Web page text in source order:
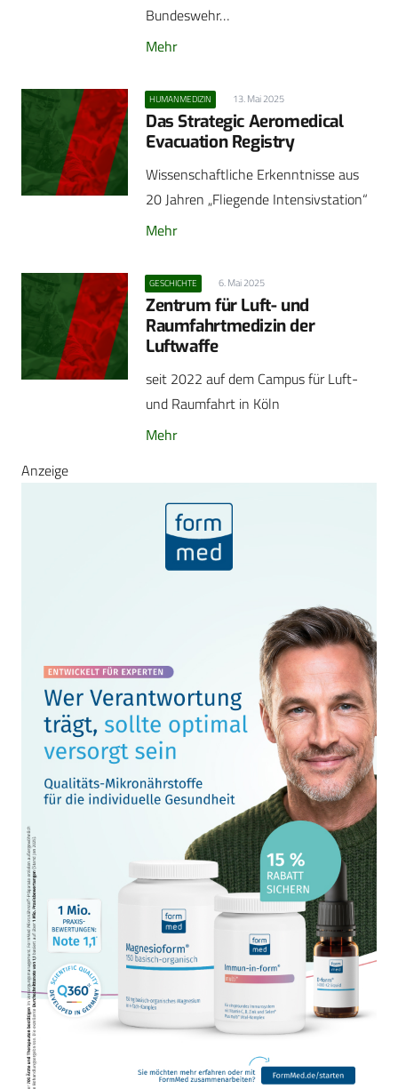
Bundeswehr…
Mehr
HUMANMEDIZIN 13. Mai 2025
Das Strategic Aeromedical
Evacuation Registry
Wissenschaftliche Erkenntnisse aus
20 Jahren „Fliegende Intensivstation“
Mehr
GESCHICHTE 6. Mai 2025
Zentrum für Luft- und
Raumfahrtmedizin der
Luftwaffe
seit 2022 auf dem Campus für Luft-
und Raumfahrt in Köln
Mehr
Anzeige